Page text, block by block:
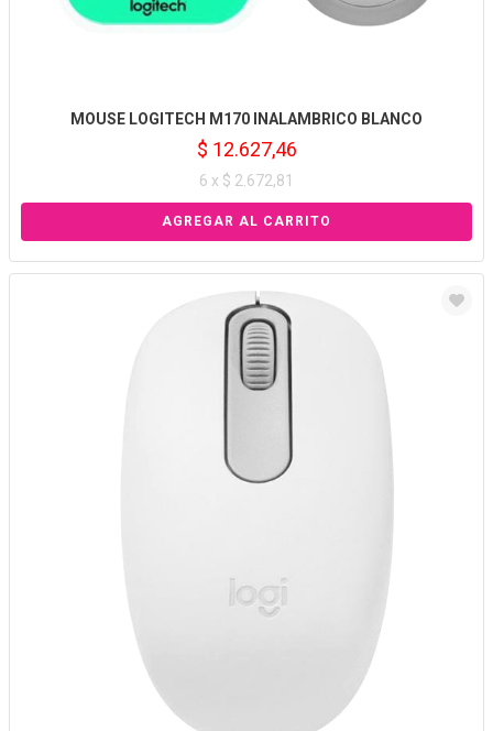
MOUSE LOGITECH M170 INALAMBRICO BLANCO
$ 12.627,46
6 x $ 2.672,81